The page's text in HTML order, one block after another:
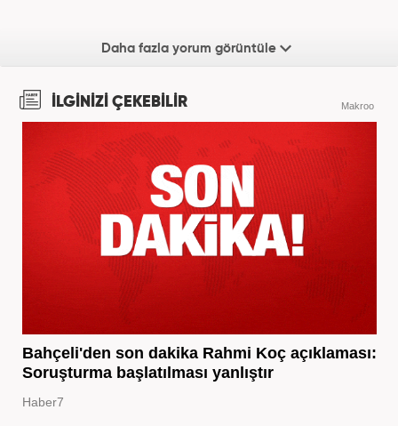
Daha fazla yorum görüntüle
İLGİNİZİ ÇEKEBİLİR Makroo
Bahçeli'den son dakika Rahmi Koç açıklaması:
Soruşturma başlatılması yanlıştır
Haber7